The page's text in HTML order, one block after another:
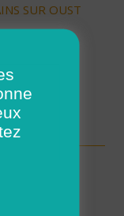
SUR OUST
(H/F)